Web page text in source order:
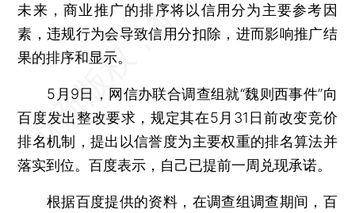
未来，商业推广的排序将以信用分为主要参考因
素，违规行为会导致信用分扣除，进而影响推广结
果的排序和显示。
5月9日，网信办联合调查组就“魏则西事件”向
百度发出整改要求，规定其在5月31日前改变竞价
排名机制，提出以信誉度为主要权重的排名算法并
落实到位。百度表示，自己已提前一周兑现承诺。
根据百度提供的资料，在调查组调查期间，百